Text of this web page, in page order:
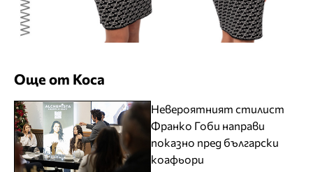
Още от Коса
Невероятният стилист
Франко Гоби направи
показно пред български
коафьори